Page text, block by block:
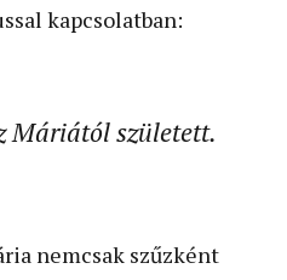
kapcsolatban:
Máriától született.
nemcsak szűzként